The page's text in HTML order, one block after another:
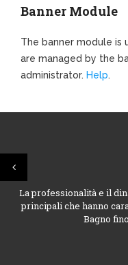
Banner Module
The banner module is
are managed by the
administrator. Help.
La professionalità e il
principali che hanno
Bagno